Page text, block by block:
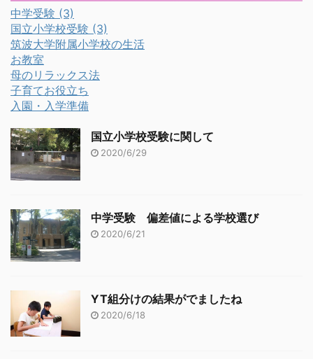
中学受験 (3)
国立小学校受験 (3)
筑波大学附属小学校の生活
お教室
母のリラックス法
子育てお役立ち
入園・入学準備
国立小学校受験に関して
2020/6/29
中学受験 偏差値による学校選び
2020/6/21
YT組分けの結果がでましたね
2020/6/18